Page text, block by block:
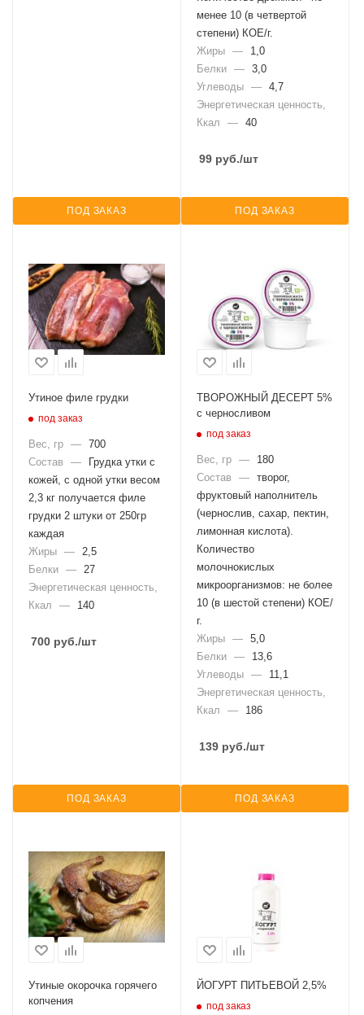
ПОД ЗАКАЗ
менее 10 (в четвертой
степени) КОЕ/г.
Жиры —
1,0
Белки — 3,0
Углеводы — 4,7
Энергетическая ценность,
Ккал
— 40
99 руб./шт
ПОД ЗАКАЗ
Утиное филе грудки
под заказ
Вес, гр — 700
Состав
—
Грудка утки с
кожей, с одной утки весом
2,3 кг получается филе
грудки 2 штуки от 250гр
каждая
Жиры — 2,5
Белки — 27
Энергетическая ценность,
Ккал
— 140
700 руб./шт
ПОД ЗАКАЗ
ТВОРОЖНЫЙ ДЕСЕРТ 5%
с черносливом
под заказ
Вес, гр —
180
Состав
— творог,
фруктовый наполнитель
(чернослив, сахар, пектин,
лимонная кислота).
Количество
молочнокислых
микроорганизмов: не более
10 (в шестой степени) КОЕ/
г.
Жиры — 5,0
Белки —
13,6
Углеводы —
11,1
Энергетическая ценность,
Ккал
— 186
139 руб./шт
ПОД ЗАКАЗ
Утиные окорочка горячего
копчения
ЙОГУРТ ПИТЬЕВОЙ 2,5%
под заказ